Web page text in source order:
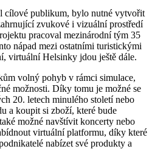
cílové publikum, bylo nutné vytvořit
zvukové i vizuální prostředí
pracoval mezinárodní tým 35
nápad mezi ostatními turistickými
virtuální Helsinky jdou ještě dále.
volný pohyb v rámci simulace,
možnosti. Díky tomu je možné se
20. letech minulého století nebo
a koupit si zboží, které bude
možné navštívit koncerty nebo
virtuální platformu, díky které
nabízet své produkty a